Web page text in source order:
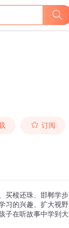
订阅
买椟还珠、邯郸学
的兴趣、扩大视野
子在听故事中学到